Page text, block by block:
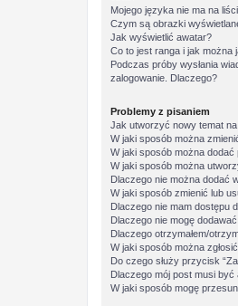
Mojego języka nie ma na
Czym są obrazki
Jak wyświetlić awatar?
Co to jest ranga i jak można
Podczas próby wysłania
zalogowanie. Dlaczego?
Problemy z pisaniem
Jak utworzyć nowy temat
W jaki sposób można
W jaki sposób można
W jaki sposób można
Dlaczego nie można dodać
W jaki sposób zmienić lub
Dlaczego nie mam dostępu
Dlaczego nie mogę
Dlaczego otrzymałem/
W jaki sposób można
Do czego służy przycisk
Dlaczego mój post musi być
W jaki sposób mogę